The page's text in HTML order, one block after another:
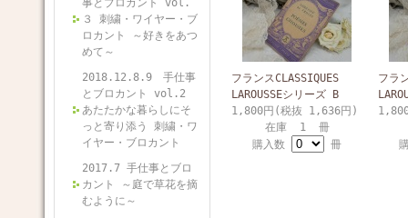
事とブロカント vol.
３ 刺繍・ワイヤー・ブ
ロカント ～好きをあつ
めて～
2018.12.8.9 手仕事
とブロカント vol.2
あたたかな暮らしにそ
っと寄り添う 刺繍・ワ
イヤー・ブロカント
2017.7 手仕事とブロ
カント ～庭で草花を摘
むように～
フランスCLASSIQUES
LAROUSSEシリーズ B
1,800円(税抜 1,636円)
在庫 1 冊
購入数
冊
フラ